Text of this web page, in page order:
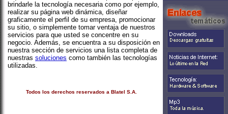
brindarle la tecnología necesaria como por ejemplo,
realizar su página web dinámica, diseñar
graficamente el perfil de su empresa, promocionar
su sitio, o simplemente tomar ventaja de nuestros
servicios para que usted se concentre en su
negocio. Además, se encuentra a su disposición en
nuestra sección de servicios una lista completa de
nuestras soluciones como también las tecnologías
utilizadas.
Todos los derechos reservados a Blatel S.A.